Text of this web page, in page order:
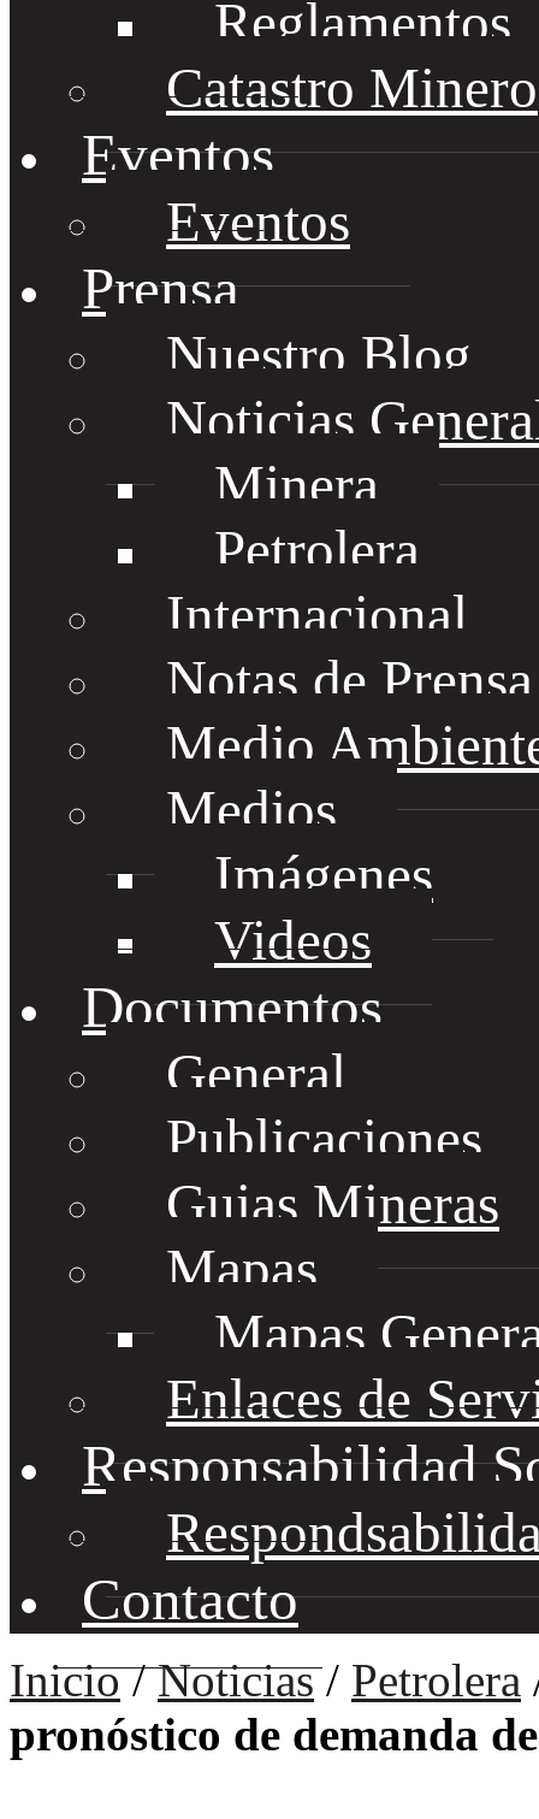
Reglamentos
Catastro Minero
Eventos
Eventos
Prensa
Nuestro Blog
Noticias
Minera
Petrolera
Internacional
Notas de
Medio
Medios
Imágenes
Videos
Documentos
General
Publicaciones
Guias Mineras
Mapas
Mapas
Enlaces de
Responsabilidad
Contacto
Inicio/Noticias/ Petrolera
pronóstico de demanda